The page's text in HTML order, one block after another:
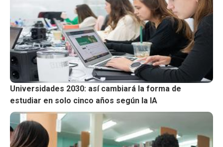
Universidades 2030: así cambiará la forma de
estudiar en solo cinco años según la IA